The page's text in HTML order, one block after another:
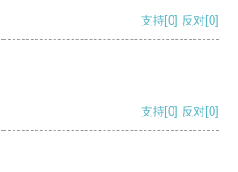
支持[0] 反对[0]
支持[0] 反对[0]